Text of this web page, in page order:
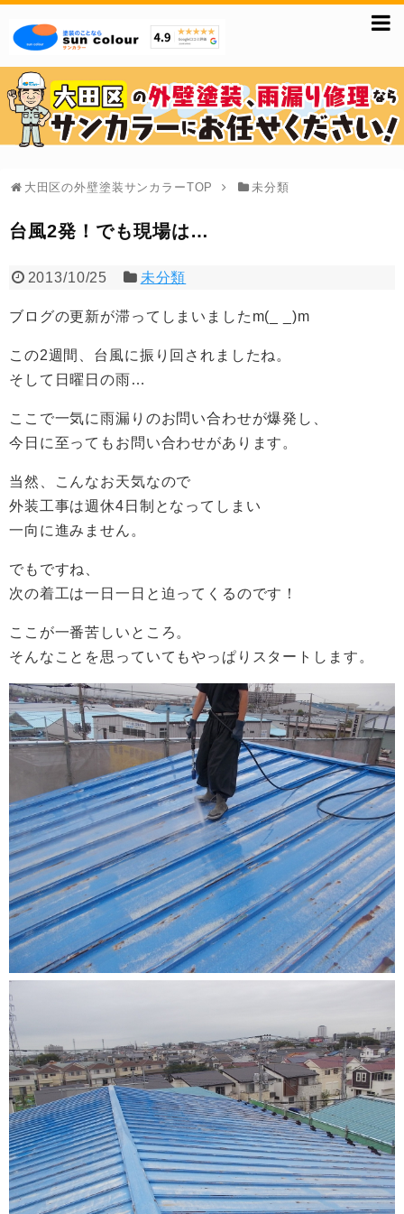
大田区の外壁塗装サンカラーTOP 未分類
台風2発！でも現場は…
2013/10/25 未分類
ブログの更新が滞ってしまいましたm(_ _)m
この2週間、台風に振り回されましたね。
そして日曜日の雨…
ここで一気に雨漏りのお問い合わせが爆発し、
今日に至ってもお問い合わせがあります。
当然、こんなお天気なので
外装工事は週休4日制となってしまい
一向に進みません。
でもですね、
次の着工は一日一日と迫ってくるのです！
ここが一番苦しいところ。
そんなことを思っていてもやっぱりスタートします。